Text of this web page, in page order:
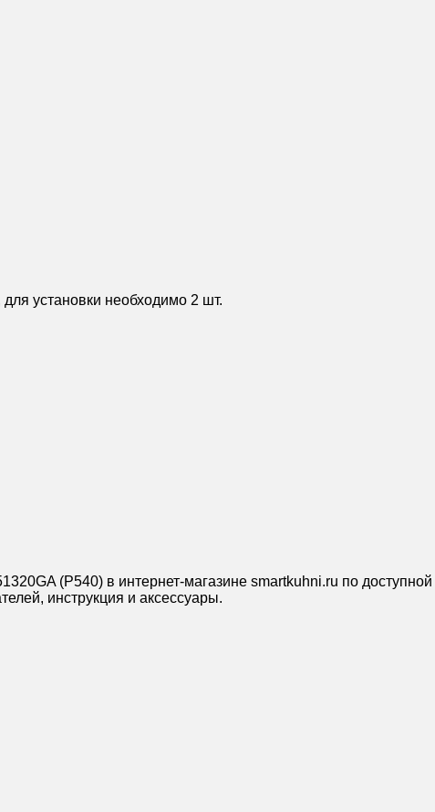
установки необходимо 2 шт.
(P540) в интернет-магазине smartkuhni.ru по
инструкция и аксессуары.